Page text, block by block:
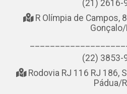
(21) 2616-
R Olímpia de Campos,
Gonçalo/
(22) 3853-
Rodovia RJ 116 RJ 186,
Pádua/